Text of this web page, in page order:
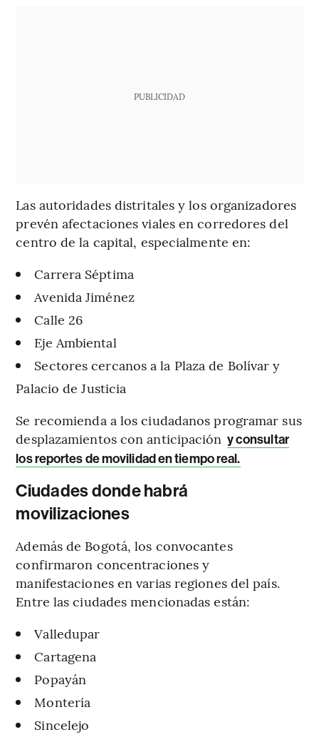
PUBLICIDAD
Las autoridades distritales y los organizadores
prevén afectaciones viales en corredores del
centro de la capital, especialmente en:
Carrera Séptima
Avenida Jiménez
Calle 26
Eje Ambiental
Sectores cercanos a la Plaza de Bolívar y
Palacio de Justicia
Se recomienda a los ciudadanos programar sus
desplazamientos con anticipación y consultar
los reportes de movilidad en tiempo real.
Ciudades donde habrá
movilizaciones
Además de Bogotá, los convocantes
confirmaron concentraciones y
manifestaciones en varias regiones del país.
Entre las ciudades mencionadas están:
Valledupar
Cartagena
Popayán
Montería
Sincelejo